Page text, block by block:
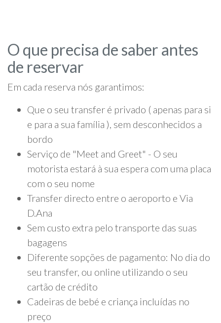
O que precisa de saber antes
de reservar
Em cada reserva nós garantimos:
Que o seu transfer é privado ( apenas para si
e para a sua família ), sem desconhecidos a
bordo
Serviço de "Meet and Greet" - O seu
motorista estará à sua espera com uma placa
com o seu nome
Transfer directo entre o aeroporto e Via
D.Ana
Sem custo extra pelo transporte das suas
bagagens
Diferente sopções de pagamento: No dia do
seu transfer, ou online utilizando o seu
cartão de crédito
Cadeiras de bebé e criança incluídas no
preço